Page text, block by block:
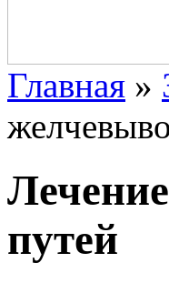
Главная »
путей